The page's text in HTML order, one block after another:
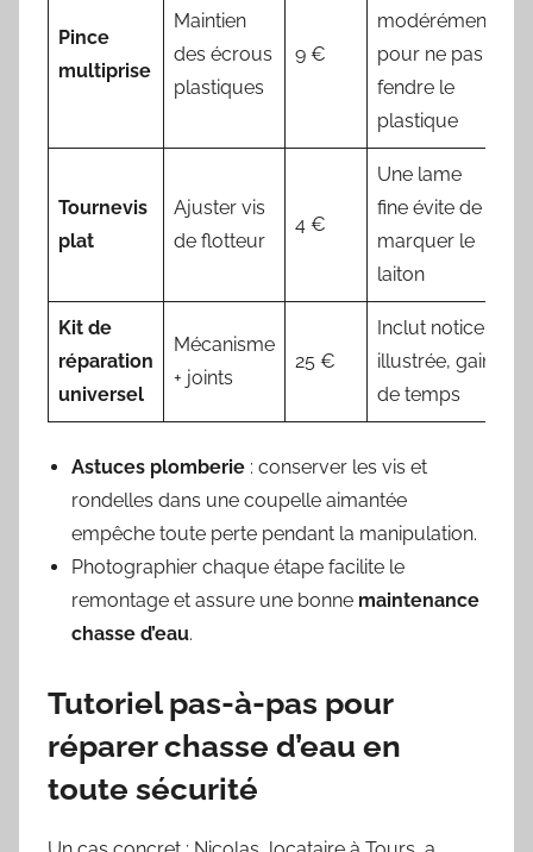
Pince
multiprise
Maintien
des écrous
plastiques
9 €
modérément
pour ne pas
fendre le
plastique
Tournevis
plat
Ajuster vis
de flotteur
4 €
Une lame
fine évite de
marquer le
laiton
Kit de
réparation
universel
Mécanisme
+ joints
25 €
Inclut notice
illustrée, gain
de temps
Astuces plomberie : conserver les vis et
rondelles dans une coupelle aimantée
empêche toute perte pendant la manipulation.
Photographier chaque étape facilite le
remontage et assure une bonne maintenance
chasse d’eau.
Tutoriel pas-à-pas pour
réparer chasse d’eau en
toute sécurité